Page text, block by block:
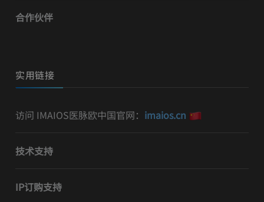
合作伙伴
实用链接
访问 IMAIOS医脉欧中国官网： imaios.cn
技术支持
IP订购支持